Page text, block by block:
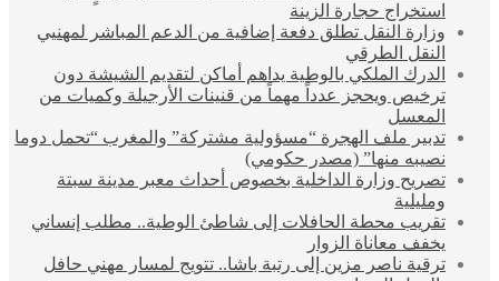
استخراج حجارة الزينة
وزارة النقل تطلق دفعة إضافية من الدعم المباشر لمهنيي
النقل الطرقي
الدرك الملكي بالوطية يداهم أماكن لتقديم الشيشة دون
ترخيص ويحجز عدداً مهماً من قنينات الأرجيلة وكميات من
المعسل
تدبير ملف الهجرة “مسؤولية مشتركة” والمغرب “تحمل دوما
نصيبه منها” (مصدر حكومي)
تصريح وزارة الداخلية بخصوص أحداث معبر مدينة سبتة
ومليلية
تقريب محطة الحافلات إلى شاطئ الوطية.. مطلب إنساني
يخفف معاناة الزوار
ترقية ناصر مزين إلى رتبة باشا.. تتويج لمسار مهني حافل